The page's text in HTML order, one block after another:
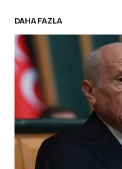
Daha sonraki
adım, e-posta
tarayıcıya
YORUM GÖNDER
DAHA FAZLA